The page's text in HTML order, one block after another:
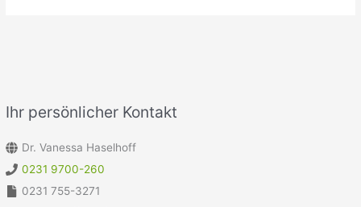
Ihr persönlicher Kontakt
Dr. Vanessa Haselhoff
0231 9700-260
0231 755-3271